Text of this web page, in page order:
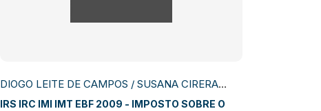
DIOGO LEITE DE CAMPOS / SUSANA CIRERA
SOUTELINHO
IRS IRC IMI IMT EBF 2009 - IMPOSTO SOBRE O